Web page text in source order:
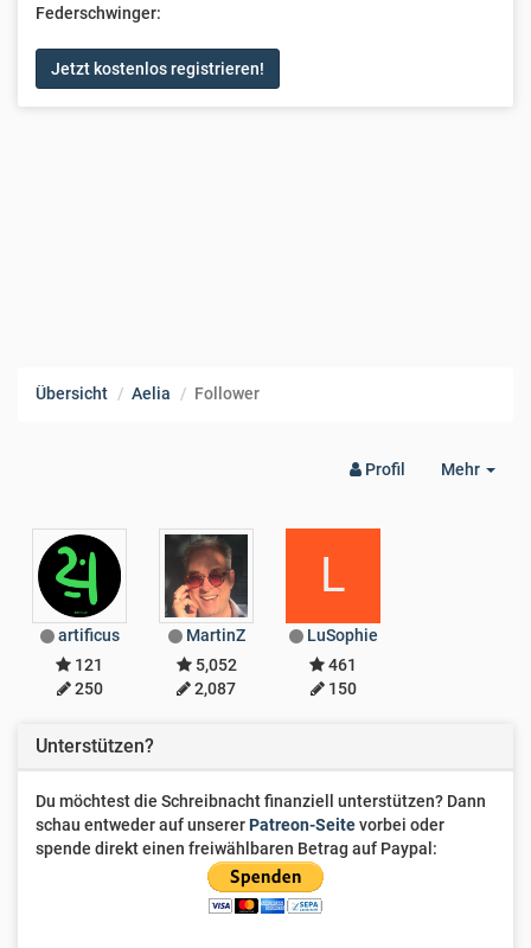
Federschwinger:
Jetzt kostenlos registrieren!
Übersicht Aelia Follower
Mehr
Profil
artificus
121
250
MartinZ
5,052
2,087
L
LuSophie
461
150
Unterstützen?
Du möchtest die Schreibnacht finanziell unterstützen? Dann
schau entweder auf unsererPatreon-Seitevorbei oder
spende direkt einen freiwählbaren Betrag auf Paypal: